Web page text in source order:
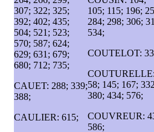
307; 322; 325;
392; 402; 435;
504; 521; 523;
570; 587; 624;
629; 631; 679;
680; 712; 735;
CAUET: 288; 339;
388;
CAULIER: 615;
105; 115; 196;
284; 298; 306;
534;
COUTELOT:
COUTURELLE:
58; 145; 167;
380; 434; 576;
COUVREUR:
586;